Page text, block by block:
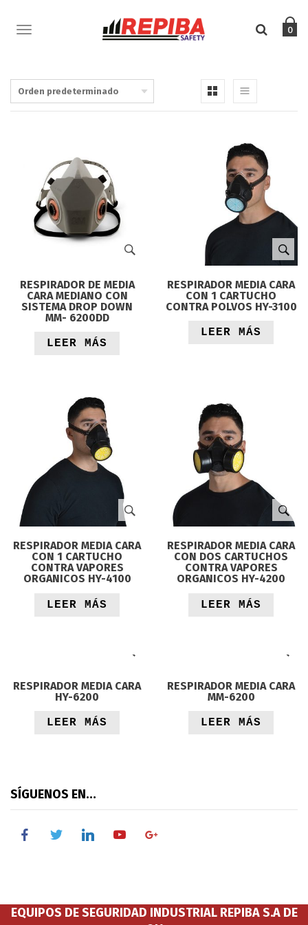
TOGGLE
NAVIGATION
0
RESPIRADOR DE MEDIA
CARA MEDIANO CON
SISTEMA DROP DOWN
MM- 6200DD
LEER MÁS
RESPIRADOR MEDIA CARA
CON 1 CARTUCHO
CONTRA POLVOS HY-3100
LEER MÁS
RESPIRADOR MEDIA CARA
CON 1 CARTUCHO
CONTRA VAPORES
ORGANICOS HY-4100
LEER MÁS
RESPIRADOR MEDIA CARA
CON DOS CARTUCHOS
CONTRA VAPORES
ORGANICOS HY-4200
LEER MÁS
RESPIRADOR MEDIA CARA
HY-6200
LEER MÁS
RESPIRADOR MEDIA CARA
MM-6200
LEER MÁS
SÍGUENOS EN…
facebooktwitterlinkedinyoutubegoogle
EQUIPOS DE SEGURIDAD INDUSTRIAL REPIBA S.A DE